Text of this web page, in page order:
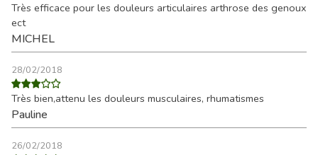
Très efficace pour les douleurs articulaires arthrose des genoux
ect
MICHEL
28/02/2018
Très bien,attenu les douleurs musculaires, rhumatismes
Pauline
26/02/2018